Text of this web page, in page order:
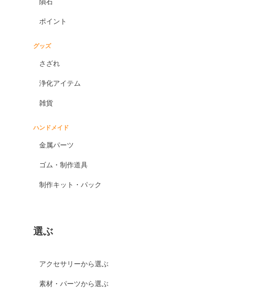
ポイント
グッズ
さざれ
浄化アイテム
雑貨
ハンドメイド
金属パーツ
ゴム・制作道具
制作キット・パック
選ぶ
アクセサリーから選ぶ
素材・パーツから選ぶ